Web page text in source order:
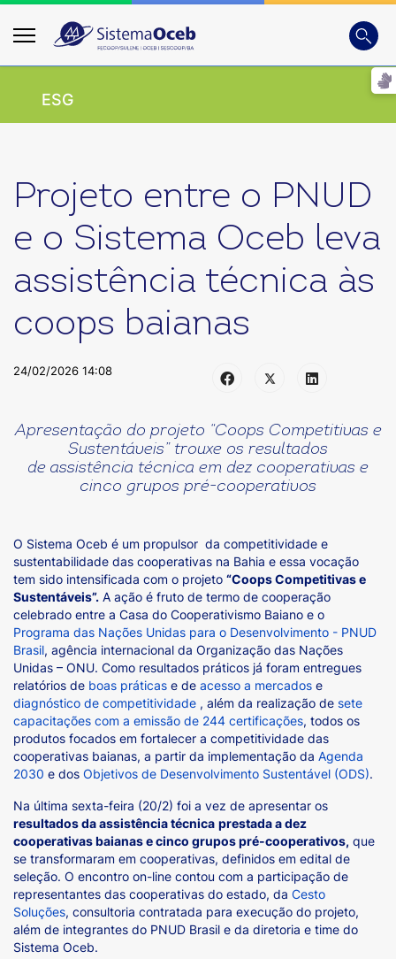
Busca
ESG
Projeto entre o PNUD
e o Sistema Oceb leva
assistência técnica às
coops baianas
24/02/2026 14:08
Apresentação do projeto “Coops Competitivas e
Sustentáveis” trouxe os resultados
de assistência técnica em dez cooperativas e
cinco grupos pré-cooperativos
O Sistema Oceb é um propulsor da competitividade e
sustentabilidade das cooperativas na Bahia e essa vocação
tem sido intensificada com o projeto “Coops Competitivas e
Sustentáveis”. A ação é fruto de termo de cooperação
celebrado entre a Casa do Cooperativismo Baiano e o
Programa das Nações Unidas para o Desenvolvimento - PNUD
Brasil, agência internacional da Organização das Nações
Unidas – ONU. Como resultados práticos já foram entregues
relatórios de boas práticas e de acesso a mercados e
diagnóstico de competitividade , além da realização de sete
capacitações com a emissão de 244 certificações, todos os
produtos focados em fortalecer a competitividade das
cooperativas baianas, a partir da implementação da Agenda
2030 e dos Objetivos de Desenvolvimento Sustentável (ODS).
Na última sexta-feira (20/2) foi a vez de apresentar os
resultados da assistência técnica prestada a dez
cooperativas baianas e cinco grupos pré-cooperativos, que
se transformaram em cooperativas, definidos em edital de
seleção. O encontro on-line contou com a participação de
representantes das cooperativas do estado, da Cesto
Soluções, consultoria contratada para execução do projeto,
além de integrantes do PNUD Brasil e da diretoria e time do
Sistema Oceb.